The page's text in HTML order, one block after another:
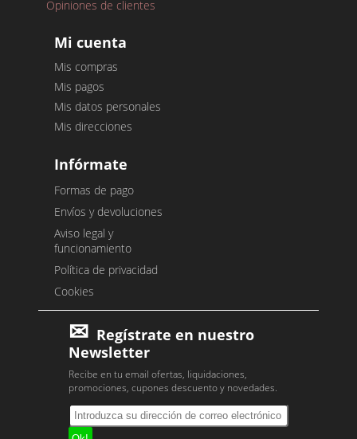
Opiniones de clientes
Mi cuenta
Mis compras
Mis pagos
Mis datos personales
Mis direcciones
Infórmate
Formas de pago
Envíos y devoluciones
Aviso legal y
funcionamiento
Política de privacidad
Cookies
Regístrate en nuestro
Newsletter
Recibe en tu email ofertas, liquidaciones,
promociones, cupones descuento y novedades.